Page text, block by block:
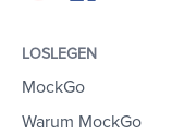
LOSLEGEN
MockGo
Warum MockGo